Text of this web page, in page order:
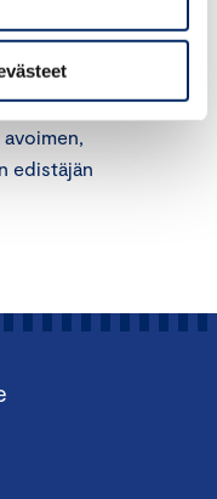
pidetty koko
ja
edistäjän